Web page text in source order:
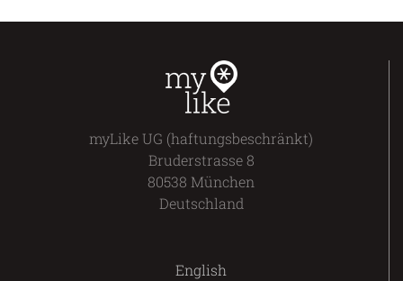
myLike UG (haftungsbeschränkt)
Bruderstrasse 8
80538 München
Deutschland
English